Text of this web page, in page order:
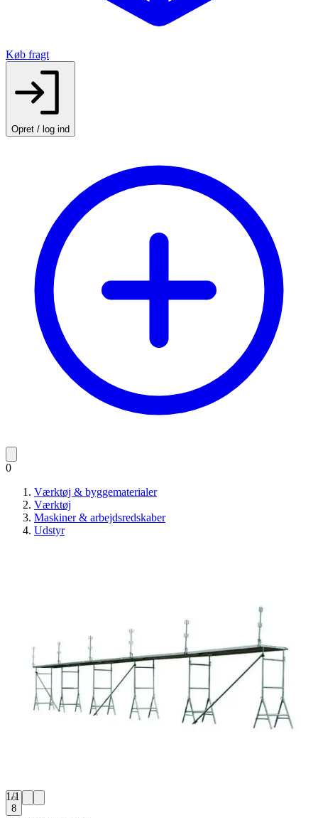
Køb fragt
Opret / log ind
0
Værktøj & byggematerialer
Værktøj
Maskiner & arbejdsredskaber
Udstyr
1/1
8